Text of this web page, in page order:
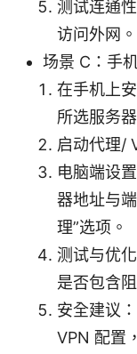
测试连通
访问外网。
场景 C：手
在手机上
所选服务
启动代理/
电脑端设
器地址与
理”选项。
测试与优
是否包含
安全建议
VPN 配置